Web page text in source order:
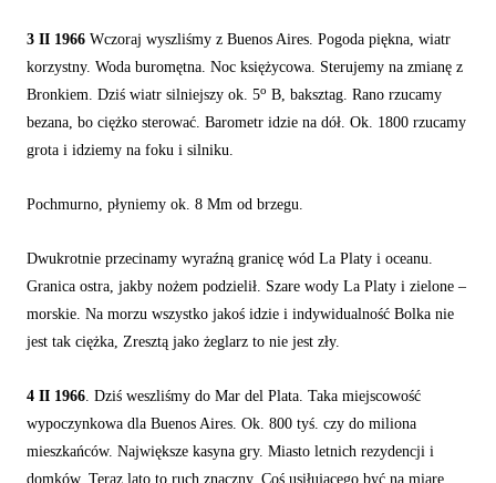
3 II 1966 Wczoraj wyszliśmy z Buenos Aires. Pogoda piękna, wiatr
korzystny. Woda buromętna. Noc księżycowa. Sterujemy na zmianę z
Bronkiem. Dziś wiatr silniejszy ok. 5o B, baksztag. Rano rzucamy
bezana, bo ciężko sterować. Barometr idzie na dół. Ok. 1800 rzucamy
grota i idziemy na foku i silniku.
Pochmurno, płyniemy ok. 8 Mm od brzegu.
Dwukrotnie przecinamy wyraźną granicę wód La Platy i oceanu.
Granica ostra, jakby nożem podzielił. Szare wody La Platy i zielone –
morskie. Na morzu wszystko jakoś idzie i indywidualność Bolka nie
jest tak ciężka, Zresztą jako żeglarz to nie jest zły.
4 II 1966. Dziś weszliśmy do Mar del Plata. Taka miejscowość
wypoczynkowa dla Buenos Aires. Ok. 800 tyś. czy do miliona
mieszkańców. Największe kasyna gry. Miasto letnich rezydencji i
domków. Teraz lato to ruch znaczny. Coś usiłującego być na miarę